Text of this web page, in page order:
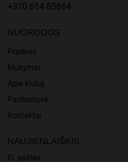
+370 614 85664
NUORODOS
Pradinis
Mokymai
Apie klubą
Parduotuvė
Kontaktai
NAUJIENLAIŠKIS